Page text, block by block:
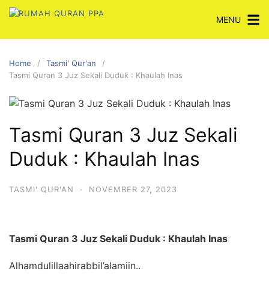
Skip
content
MENU
Home
Tasmi' Qur'an
Tasmi Quran 3 Juz Sekali Duduk : Khaulah Inas
Tasmi Quran 3 Juz Sekali
Duduk : Khaulah Inas
TASMI' QUR'AN · NOVEMBER 27, 2023
Tasmi Quran 3 Juz Sekali Duduk : Khaulah Inas
Alhamdulillaahirabbil’alamiin..